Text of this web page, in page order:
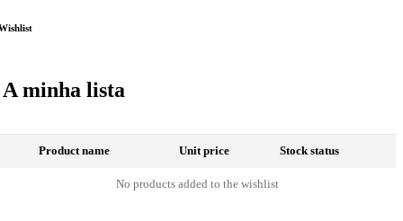
A minha lista
Product name Unit price Stock status
No products added to the wishlist